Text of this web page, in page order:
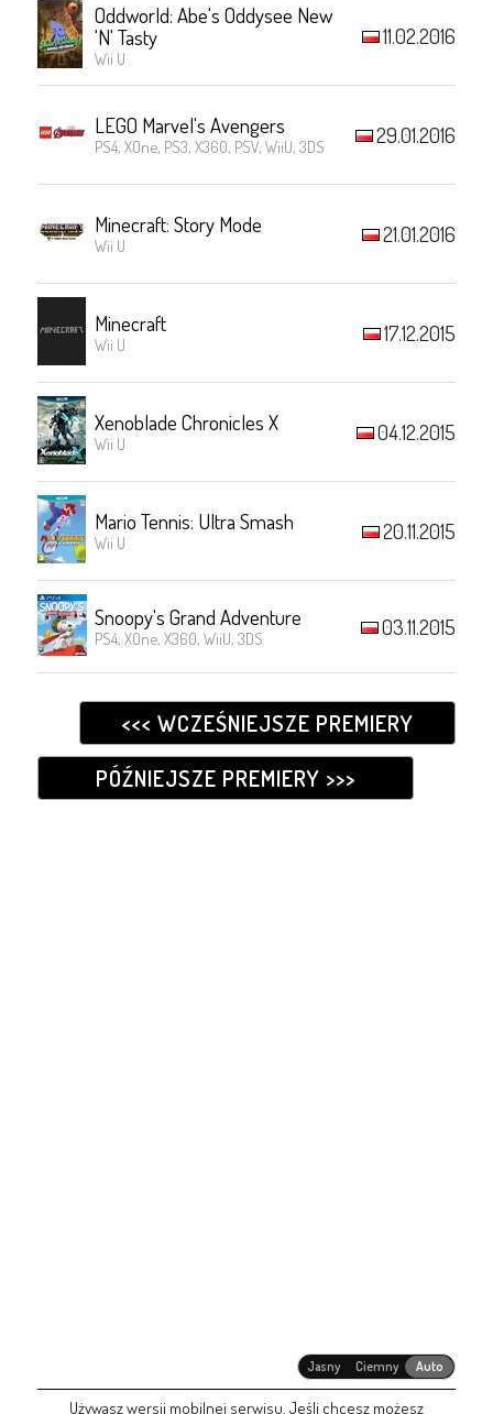
Oddworld: Abe's Oddysee New
'N' Tasty
Wii U
11.02.2016
LEGO Marvel's Avengers
PS4, XOne, PS3, X360, PSV, WiiU, 3DS 29.01.2016
Minecraft: Story Mode
Wii U 21.01.2016
Minecraft
Wii U 17.12.2015
Xenoblade Chronicles X
Wii U 04.12.2015
Mario Tennis: Ultra Smash
Wii U 20.11.2015
Snoopy's Grand Adventure
PS4, XOne, X360, WiiU, 3DS 03.11.2015
<<< WCZEŚNIEJSZE PREMIERY
PÓŹNIEJSZE PREMIERY >>>
Jasny Ciemny Auto
Używasz wersji mobilnej serwisu. Jeśli chcesz możesz